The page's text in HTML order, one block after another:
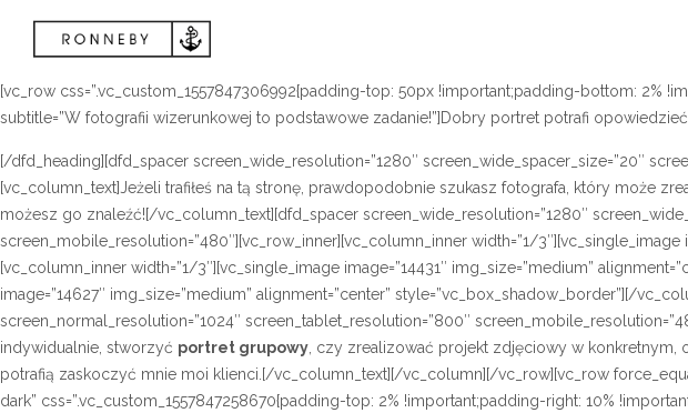
[vc_row css=”.vc_custom_1557847306992{padding-top: 50px !important;padding-bottom: 2%
subtitle=”W fotografii wizerunkowej to podstawowe zadanie!”]Dobry portret potrafi opowiedzieć
[/dfd_heading][dfd_spacer screen_wide_resolution=”1280″ screen_wide_spacer_size=”20″
[vc_column_text]Jeżeli trafiłeś na tą stronę, prawdopodobnie szukasz fotografa, który może
możesz go znaleźć![/vc_column_text][dfd_spacer screen_wide_resolution=”1280″
screen_mobile_resolution=”480″][vc_row_inner][vc_column_inner width=”1/
[vc_column_inner width=”1/3″][vc_single_image image=”14431″ img_size=”medium”
image=”14627″ img_size=”medium” alignment=”center” style=”vc_box_shadow_border”][/
screen_normal_resolution=”1024″ screen_tablet_resolution=”800″
indywidualnie, stworzyć portret grupowy , czy zrealizować projekt zdjęciowy w
potrafią zaskoczyć mnie moi klienci.[/vc_column_text][/vc_column][/vc_row][vc_row
dark” css=”.vc_custom_1557847258670{padding-top: 2% !important;padding-right: 10%